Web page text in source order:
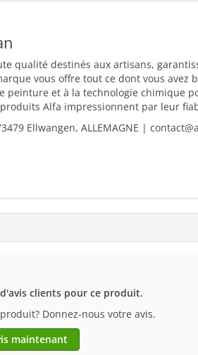
qualité destinés aux artisans,
vous offre tout ce dont vous avez
et à la technologie chimique
Alfa impressionnent par leur
Ellwangen, ALLEMAGNE |
clients pour ce produit.
Donnez-nous votre avis.
maintenant